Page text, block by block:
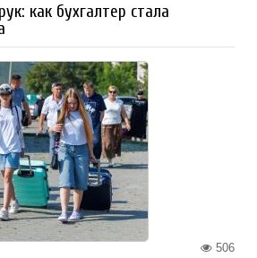
как бухгалтер стала
506